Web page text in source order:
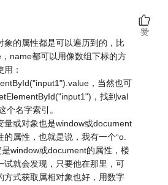
象的属性都是可以遍历到的，比
name都可以用像数组下标的方
：
，当然也可
，找到val
个名字索引。
量或对象也是window或document
的属性，也就是说，我有一个“o.
是window或document的属性，楼
试就会发现，只要他在那里，可
方式获取属相对象也好，用数字
赞